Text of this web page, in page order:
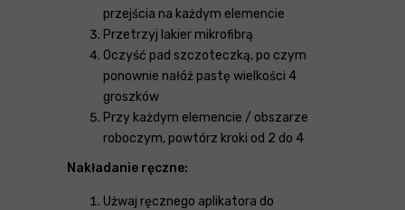
przejścia na każdym elemencie
Przetrzyj lakier mikrofibrą
Oczyść pad szczoteczką, po czym
ponownie nałóż pastę wielkości 4
groszków
Przy każdym elemencie / obszarze
roboczym, powtórz kroki od 2 do 4
Nakładanie ręczne:
Użwaj ręcznego aplikatora do